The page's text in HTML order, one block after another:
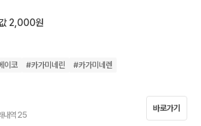
에도 3개 있으니 확인해주세요 ♡
상품인거로 기억합니다 ♡
2,000원
이코 #카가미네린 #카가미네렌
내역 25
바로가기